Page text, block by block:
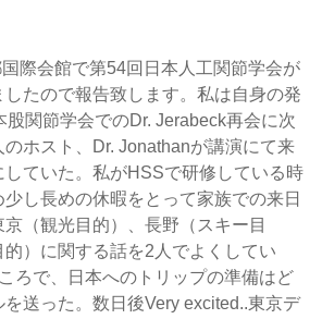
際会館で第54回日本人工関節学会が
たので報告致します。私は自身の発
股関節学会でのDr. Jerabeck再会に次
ホスト、Dr. Jonathanが講演にて来
していた。私がHSSで研修している時
し長めの休暇をとって家族での来日
（観光目的）、長野（スキー目
）に関する話を2人でよくしてい
ろで、日本へのトリップの準備はど
を送った。数日後Very excited..東京デ